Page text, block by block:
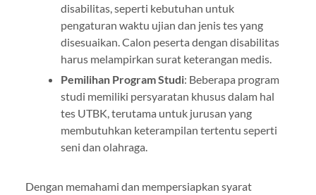
disabilitas, seperti kebutuhan untuk
pengaturan waktu ujian dan jenis tes yang
disesuaikan. Calon peserta dengan disabilitas
harus melampirkan surat keterangan medis.
Pemilihan Program Studi: Beberapa program
studi memiliki persyaratan khusus dalam hal
tes UTBK, terutama untuk jurusan yang
membutuhkan keterampilan tertentu seperti
seni dan olahraga.
Dengan memahami dan mempersiapkan syarat